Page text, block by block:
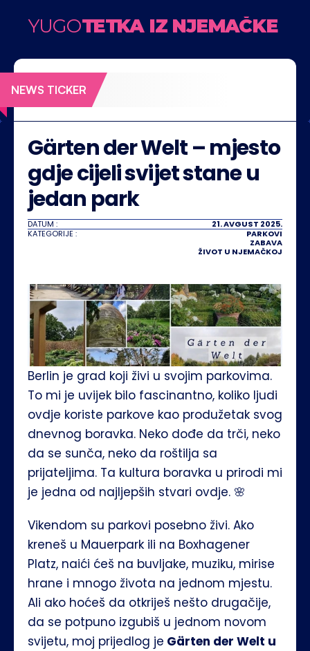
YUGOTETKA IZ NJEMAČKE
NEWS TICKER
All I want for Christmas is… zdrave granice
Gärten der Welt – mjesto
gdje cijeli svijet stane u
jedan park
DATUM :
21. AVGUST 2025.
KATEGORIJE :
PARKOVI
ZABAVA
ŽIVOT U NJEMAČKOJ
Berlin je grad koji živi u svojim parkovima.
To mi je uvijek bilo fascinantno, koliko ljudi
ovdje koriste parkove kao produžetak svog
dnevnog boravka. Neko dođe da trči, neko
da se sunča, neko da roštilja sa
prijateljima. Ta kultura boravka u prirodi mi
je jedna od najljepših stvari ovdje. 🌸
Vikendom su parkovi posebno živi. Ako
kreneš u Mauerpark ili na Boxhagener
Platz, naići ćeš na buvljake, muziku, mirise
hrane i mnogo života na jednom mjestu.
Ali ako hoćeš da otkriješ nešto drugačije,
da se potpuno izgubiš u jednom novom
svijetu, moj prijedlog je Gärten der Welt u